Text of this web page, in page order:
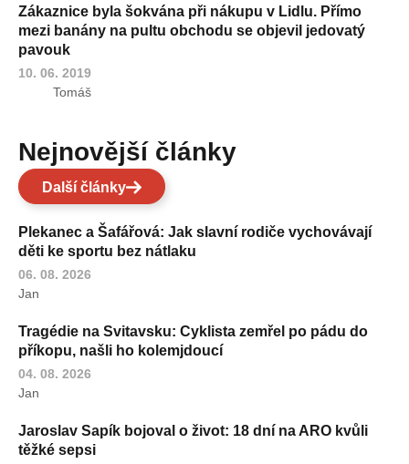
Zákaznice byla šokvána při nákupu v Lidlu. Přímo
mezi banány na pultu obchodu se objevil jedovatý
pavouk
10. 06. 2019
Tomáš
Nejnovější články
Další články
Plekanec a Šafářová: Jak slavní rodiče vychovávají
děti ke sportu bez nátlaku
06. 08. 2026
Jan
Tragédie na Svitavsku: Cyklista zemřel po pádu do
příkopu, našli ho kolemjdoucí
04. 08. 2026
Jan
Jaroslav Sapík bojoval o život: 18 dní na ARO kvůli
těžké sepsi